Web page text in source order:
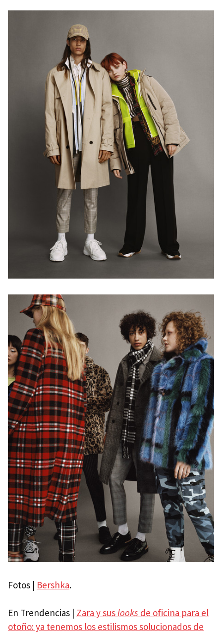
Fotos | Bershka.
En Trendencias | Zara y sus looks de oficina para el
otoño: ya tenemos los estilismos solucionados de